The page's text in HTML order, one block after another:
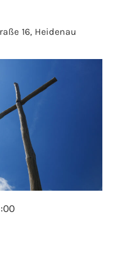
16, Heidenau